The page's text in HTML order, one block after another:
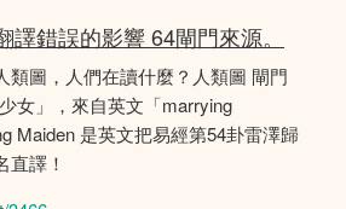
譯錯誤的影響 64閘門來源。
類圖，人們在讀什麼？人類圖 閘門
女」，來自英文「marrying
Maiden 是英文把易經第54卦雷澤歸
直譯！